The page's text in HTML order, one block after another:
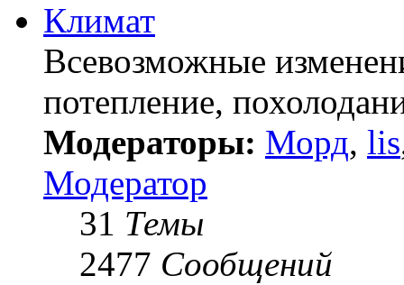
Климат
Всевозможные
потепление,
Модераторы: Морд, lis
Модератор
31 Темы
2477 Сообщений